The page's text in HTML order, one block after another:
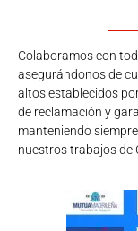
Colaboramos con
asegurándonos de
altos establecidos
de reclamación y
manteniendo
nuestros trabajos de